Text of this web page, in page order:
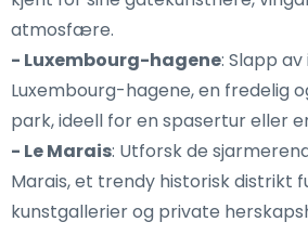
atmosfære.
- Luxembourg-hagene: Slapp
Luxembourg-hagene, en fredelig
park, ideell for en spasertur eller
- Le Marais: Utforsk de
Marais, et trendy historisk distrikt
kunstgallerier og private